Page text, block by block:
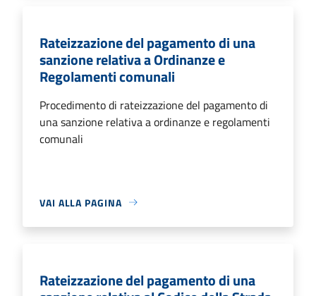
Rateizzazione del pagamento di una
sanzione relativa a Ordinanze e
Regolamenti comunali
Procedimento di rateizzazione del pagamento di
una sanzione relativa a ordinanze e regolamenti
comunali
VAI ALLA PAGINA
Rateizzazione del pagamento di una